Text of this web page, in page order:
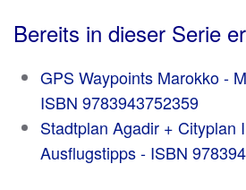
Bereits in dieser Serie
GPS Waypoints Marokko -
ISBN 9783943752359
Stadtplan Agadir + Cityplan
Ausflugstipps - ISBN